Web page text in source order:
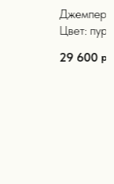
Джемпер
Цвет:
29 600 р.